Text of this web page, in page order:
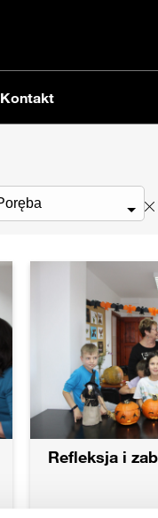
Kontakt
Refleksja i